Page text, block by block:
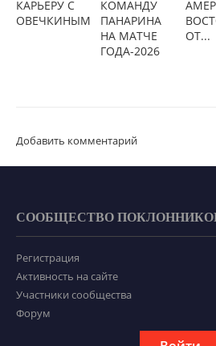
КАРЬЕРУ С
ОВЕЧКИНЫМ
КОМАНДУ
ПАНАРИНА
НА МАТЧЕ
ГОДА-2026
ОТ...
Добавить комментарий
СООБЩЕСТВО
Регистрация
Активность на сайте
Участники сообщества
Форум